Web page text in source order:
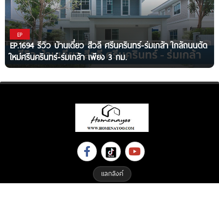
EP
EP.1694 รีวิว บ้านเดี่ยว สีวลี ศรีนครินทร์-ร่มเกล้า ใกล้ถนนตัด
ใหม่ศรีนครินทร์-ร่มเกล้า เพียง 3 กม.
แลกลิงค์